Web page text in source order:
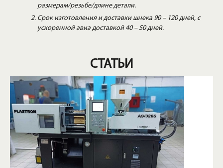
размерам/резьбе/длине детали.
Срок изготовления и доставки шнека 90 – 120 дней, с
ускоренной авиа доставкой 40 – 50 дней.
СТАТЬИ